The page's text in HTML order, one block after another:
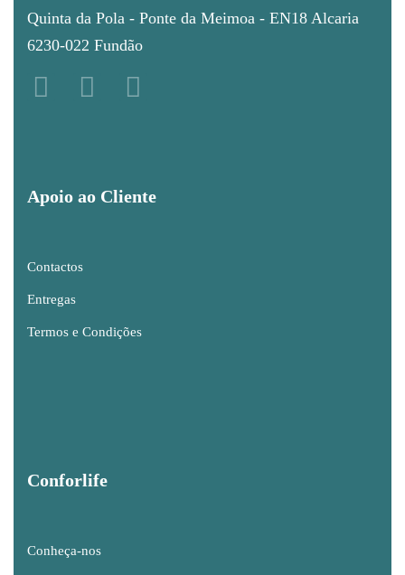
Quinta da Pola - Ponte da Meimoa - EN18 Alcaria
6230-022 Fundão
Apoio ao Cliente
Contactos
Entregas
Termos e Condições
Conforlife
Conheça-nos